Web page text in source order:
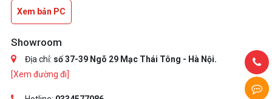
Xem bản PC
Showroom
Địa chỉ: số 37-39 Ngõ 29 Mạc Thái Tông - Hà Nội.
[Xem đường đi]